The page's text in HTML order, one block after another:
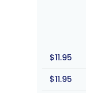
$11.95
$11.95